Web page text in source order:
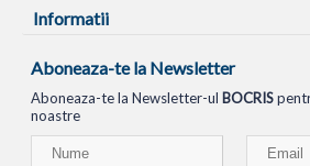
Informatii
Aboneaza-te la Newsletter
Aboneaza-te la Newsletter-ul BOCRIS
noastre